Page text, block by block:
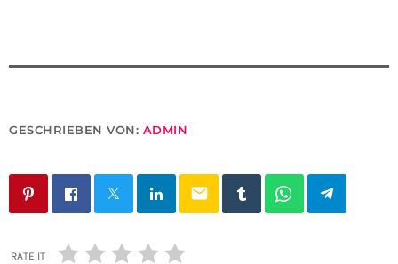
GESCHRIEBEN VON: ADMIN
email
RATE IT